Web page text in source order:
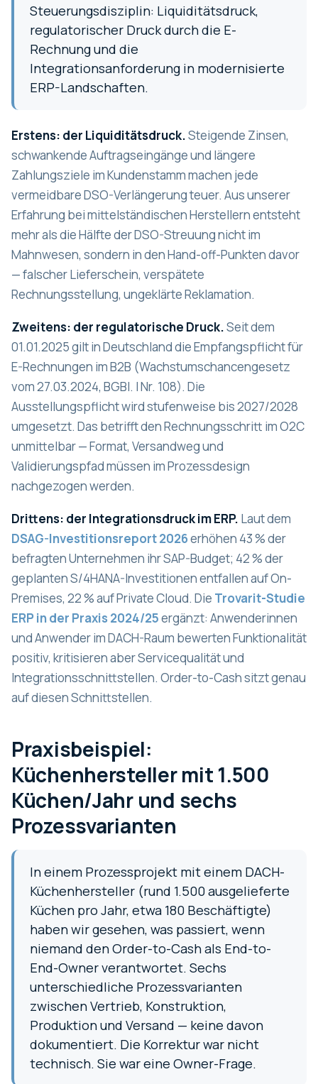
Steuerungsdisziplin: Liquiditätsdruck,
regulatorischer Druck durch die E-
Rechnung und die
Integrationsanforderung in modernisierte
ERP-Landschaften.
Erstens: der Liquiditätsdruck.Steigende Zinsen,
schwankende Auftragseingänge und längere
Zahlungsziele im Kundenstamm machen jede
vermeidbare DSO-Verlängerung teuer. Aus unserer
Erfahrung bei mittelständischen Herstellern entsteht
mehr als die Hälfte der DSO-Streuung nicht im
Mahnwesen, sondern in den Hand-off-Punkten davor
— falscher Lieferschein, verspätete
Rechnungsstellung, ungeklärte Reklamation.
Zweitens: der regulatorische Druck.Seit dem
01.01.2025 gilt in Deutschland die Empfangspflicht für
E-Rechnungen im B2B (Wachstumschancengesetz
vom 27.03.2024, BGBl. I Nr. 108). Die
Ausstellungspflicht wird stufenweise bis 2027/2028
umgesetzt. Das betrifft den Rechnungsschritt im O2C
unmittelbar — Format, Versandweg und
Validierungspfad müssen im Prozessdesign
nachgezogen werden.
Drittens: der Integrationsdruck im ERP. Laut dem
DSAG-Investitionsreport 2026erhöhen 43 % der
befragten Unternehmen ihr SAP-Budget; 42 % der
geplanten S/4HANA-Investitionen entfallen auf On-
Premises, 22 % auf Private Cloud. Die Trovarit-Studie
ERP in der Praxis 2024/25ergänzt: Anwenderinnen
und Anwender im DACH-Raum bewerten Funktionalität
positiv, kritisieren aber Servicequalität und
Integrationsschnittstellen. Order-to-Cash sitzt genau
auf diesen Schnittstellen.
Praxisbeispiel:
Küchenhersteller mit 1.500
Küchen/Jahr und sechs
Prozessvarianten
In einem Prozessprojekt mit einem DACH-
Küchenhersteller (rund 1.500 ausgelieferte
Küchen pro Jahr, etwa 180 Beschäftigte)
haben wir gesehen, was passiert, wenn
niemand den Order-to-Cash als End-to-
End-Owner verantwortet. Sechs
unterschiedliche Prozessvarianten
zwischen Vertrieb, Konstruktion,
Produktion und Versand — keine davon
dokumentiert. Die Korrektur war nicht
technisch. Sie war eine Owner-Frage.